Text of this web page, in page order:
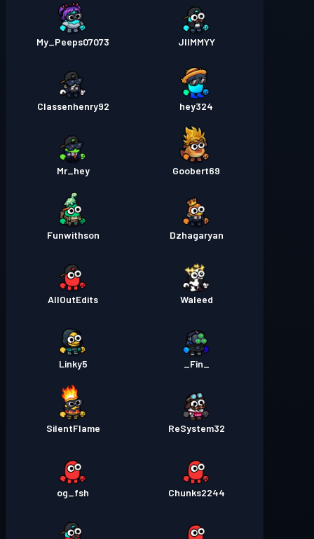
JIIMMYY
My_Peeps07073
hey324
Classenhenry92
Goobert69
Mr_hey
Dzhagaryan
Funwithson
Waleed
AllOutEdits
Linky5
ReSystem32
SilentFlame
Chunks2244
og_fsh